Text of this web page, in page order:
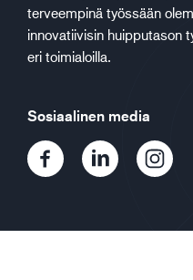
terveempinä työssään
innovatiivisin huipputason
eri toimialoilla.
Sosiaalinen media